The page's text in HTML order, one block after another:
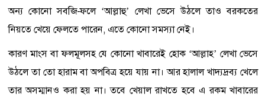
অন্য কোনো সবজি-ফলে ‘আল্লাহু’ লেখা ভেসে উঠলে তাও বরকতের
নিয়তে খেয়ে ফেলতে পারেন, এতে কোনো সমস্যা নেই।
কারণ মাংস বা ফলমূলসহ যে কোনো খাবারেই হোক ‘আল্লাহ’ লেখা ভেসে
উঠলে তা তো হারাম বা অপবিত্র হয়ে যায় না। আর হালাল খাদ্যদ্রব্য খেলে
তার অসম্মানও করা হয় না। তবে খেয়াল রাখতে হবে এ রকম খাবারের